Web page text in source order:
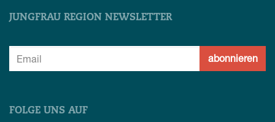
JUNGFRAU REGION NEWSLETTER
abonnieren
FOLGE UNS AUF